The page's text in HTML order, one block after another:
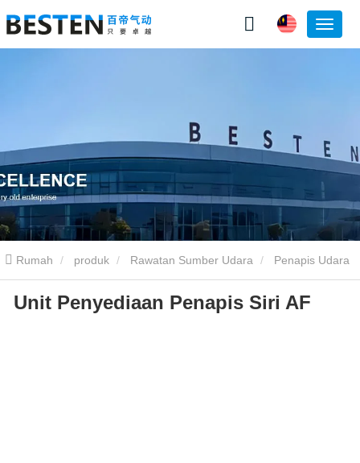
Rumah produk Rawatan Sumber Udara Penapis Udara
AF Unit Penyediaan Penapis Siri AF
Unit Penyediaan Penapis Siri AF